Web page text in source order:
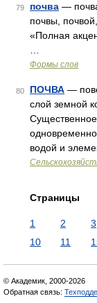
79 почва —
почвы,
«Полная
Формы слов
80 ПОЧВА —
слой земной
одновременно
водой и
Страницы
1 2 3
10
11
© Академик, 2000-2026
Обратная связь: